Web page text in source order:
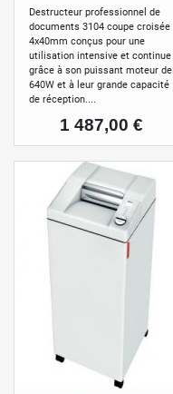
Destructeur professionnel de
documents 3104 coupe croisée
4x40mm conçus pour une
utilisation intensive et continue
grâce à son puissant moteur de
640W et à leur grande capacité
de réception....
Prix
1 487,00 €